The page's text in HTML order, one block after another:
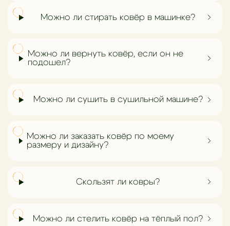
Можно ли стирать ковёр в машинке?
Можно ли вернуть ковёр, если он не
подошел?
Можно ли сушить в сушильной машине?
Можно ли заказать ковёр по моему
размеру и дизайну?
Скользят ли ковры?
Можно ли стелить ковёр на тёплый пол?